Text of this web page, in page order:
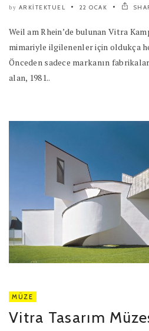
by ARKITEKTUEL 22 OCAK
Weil am Rhein’de bulunan Vitra
mimariyle ilgilenenler için oldukça
Önceden sadece markanın
alan, 1981..
MÜZE
Vitra Tasarım